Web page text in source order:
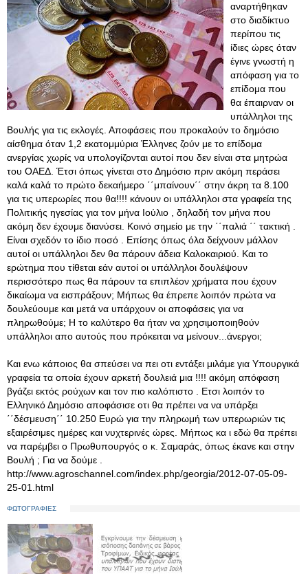
αναρτήθηκαν
στο διαδίκτυο
περίπου τις
ίδιες ώρες όταν
έγινε γνωστή η
απόφαση για το
επίδομα που
θα έπαιρναν οι
υπάλληλοι της
Βουλής για τις εκλογές. Αποφάσεις που προκαλούν το δημόσιο
αίσθημα όταν 1,2 εκατομμύρια Έλληνες ζούν με το επίδομα
ανεργίας χωρίς να υπολογίζονται αυτοί που δεν είναι στα μητρώα
του ΟΑΕΔ. Έτσι όπως γίνεται στο Δημόσιο πριν ακόμη περάσει
καλά καλά το πρώτο δεκαήμερο ΄΄μπαίνουν΄΄ στην άκρη τα 8.100
για τις υπερωρίες που θα!!!! κάνουν οι υπάλληλοι στα γραφεία της
Πολιτικής ηγεσίας για τον μήνα Ιούλιο , δηλαδή τον μήνα που
ακόμη δεν έχουμε διανύσει. Κοινό σημείο με την ΄΄παλιά ΄΄ τακτική .
Είναι σχεδόν το ίδιο ποσό . Επίσης όπως όλα δείχνουν μάλλον
αυτοί οι υπάλληλοι δεν θα πάρουν άδεια Καλοκαιριού. Και το
ερώτημα που τίθεται εάν αυτοί οι υπάλληλοι δουλέψουν
περισσότερο πως θα πάρουν τα επιπλέον χρήματα που έχουν
δικαίωμα να εισπράξουν; Μήπως θα έπρεπε λοιπόν πρώτα να
δουλεύουμε και μετά να υπάρχουν οι αποφάσεις για να
πληρωθούμε; Η το καλύτερο θα ήταν να χρησιμοποιηθούν
υπάλληλοι απο αυτούς που πρόκειται να μείνουν...άνεργοι;
Και ενω κάποιος θα σπεύσει να πει οτι εντάξει μιλάμε για Υπουργικά
γραφεία τα οποία έχουν αρκετή δουλειά μια !!!! ακόμη απόφαση
βγάζει εκτός ρούχων και τον πιο καλόπιστο . Ετσι λοιπόν το
Ελληνικό Δημόσιο αποφάσισε οτι θα πρέπει να να υπάρξει
΄΄δέσμευση΄΄ 10.250 Ευρώ για την πληρωμή των υπερωριών τις
εξαιρέσιμες ημέρες και νυχτερινές ώρες. Μήπως κα ι εδώ θα πρέπει
να παρέμβει ο Πρωθυπουργός ο κ. Σαμαράς, όπως έκανε και στην
Βουλή ; Για να δούμε .
http://www.agroschannel.com/index.php/georgia/2012-07-05-09-
25-01.html
ΦΩΤΟΓΡΑΦΙΕΣ